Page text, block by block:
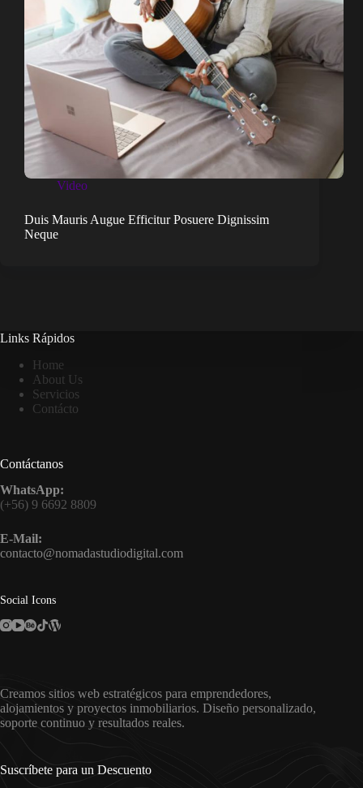
Video
Duis Mauris Augue Efficitur Posuere Dignissim
Neque
Links Rápidos
Home
About Us
Servicios
Contácto
Contáctanos
WhatsApp:
(+56) 9 6692 8809
E-Mail:
contacto@nomadastudiodigital.com
Social Icons
Creamos sitios web estratégicos para emprendedores,
alojamientos y proyectos inmobiliarios. Diseño personalizado,
soporte continuo y resultados reales.
Suscríbete para un Descuento